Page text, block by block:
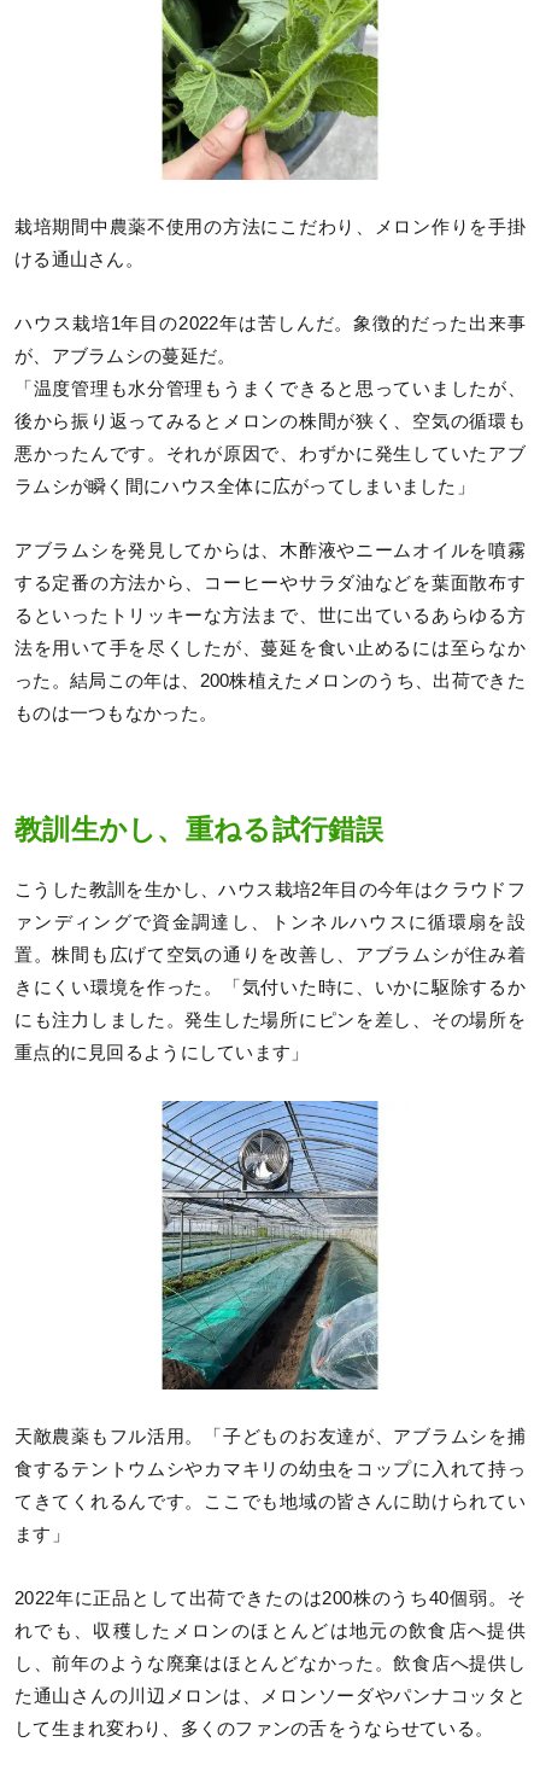
栽培期間中農薬不使用の方法にこだわり、メロン作りを手掛
ける通山さん。
ハウス栽培1年目の2022年は苦しんだ。象徴的だった出来事
が、アブラムシの蔓延だ。
「温度管理も水分管理もうまくできると思っていましたが、
後から振り返ってみるとメロンの株間が狭く、空気の循環も
悪かったんです。それが原因で、わずかに発生していたアブ
ラムシが瞬く間にハウス全体に広がってしまいました」
アブラムシを発見してからは、木酢液やニームオイルを噴霧
する定番の方法から、コーヒーやサラダ油などを葉面散布す
るといったトリッキーな方法まで、世に出ているあらゆる方
法を用いて手を尽くしたが、蔓延を食い止めるには至らなか
った。結局この年は、200株植えたメロンのうち、出荷できた
ものは一つもなかった。
教訓生かし、重ねる試行錯誤
こうした教訓を生かし、ハウス栽培2年目の今年はクラウドフ
ァンディングで資金調達し、トンネルハウスに循環扇を設
置。株間も広げて空気の通りを改善し、アブラムシが住み着
きにくい環境を作った。「気付いた時に、いかに駆除するか
にも注力しました。発生した場所にピンを差し、その場所を
重点的に見回るようにしています」
天敵農薬もフル活用。「子どものお友達が、アブラムシを捕
食するテントウムシやカマキリの幼虫をコップに入れて持っ
てきてくれるんです。ここでも地域の皆さんに助けられてい
ます」
2022年に正品として出荷できたのは200株のうち40個弱。そ
れでも、収穫したメロンのほとんどは地元の飲食店へ提供
し、前年のような廃棄はほとんどなかった。飲食店へ提供し
た通山さんの川辺メロンは、メロンソーダやパンナコッタと
して生まれ変わり、多くのファンの舌をうならせている。